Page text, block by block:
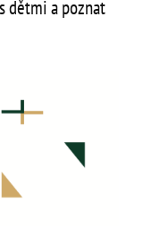
dětmi a poznat